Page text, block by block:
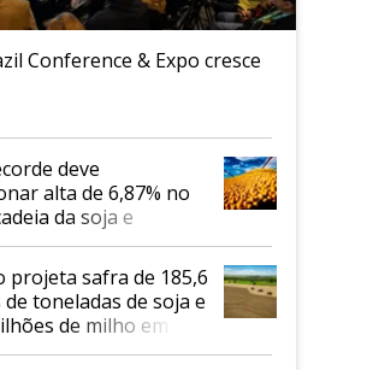
Conference & Expo cresce
deve
alta de 6,87% no
da soja e
em 2026
projeta safra de 185,6
toneladas de soja e
de milho em